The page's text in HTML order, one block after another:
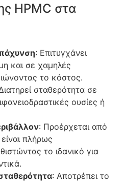
HPMC στα
: Επιτυγχάνει
και σε χαμηλές
το κόστος.
σταθερότητα σε
ουσίες ή
: Προέρχεται από
πλήρως
το ιδανικό για
: Αποτρέπει το